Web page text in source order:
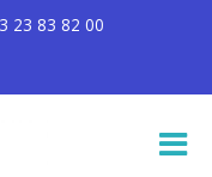
23 83 82 00